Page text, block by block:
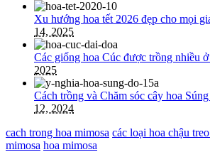
Xu hướng hoa tết 2026 đẹp cho mọi
14, 2025
Các giống hoa Cúc được trồng nhiều
2025
Cách trồng và Chăm sóc cây hoa
12, 2024
cach trong hoa mimosa các loại hoa chậu
mimosa hoa mimosa